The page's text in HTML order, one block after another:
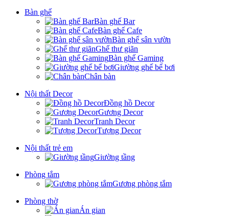
Bàn ghế
Bàn ghế Bar
Bàn ghế Cafe
Bàn ghế sân vườn
Ghế thư giãn
Bàn ghế Gaming
Giường ghế bể bơi
Chân bàn
Nội thất Decor
Đồng hồ Decor
Gương Decor
Tranh Decor
Tượng Decor
Nội thất trẻ em
Giường tầng
Phòng tắm
Gương phòng tắm
Phòng thờ
Án gian